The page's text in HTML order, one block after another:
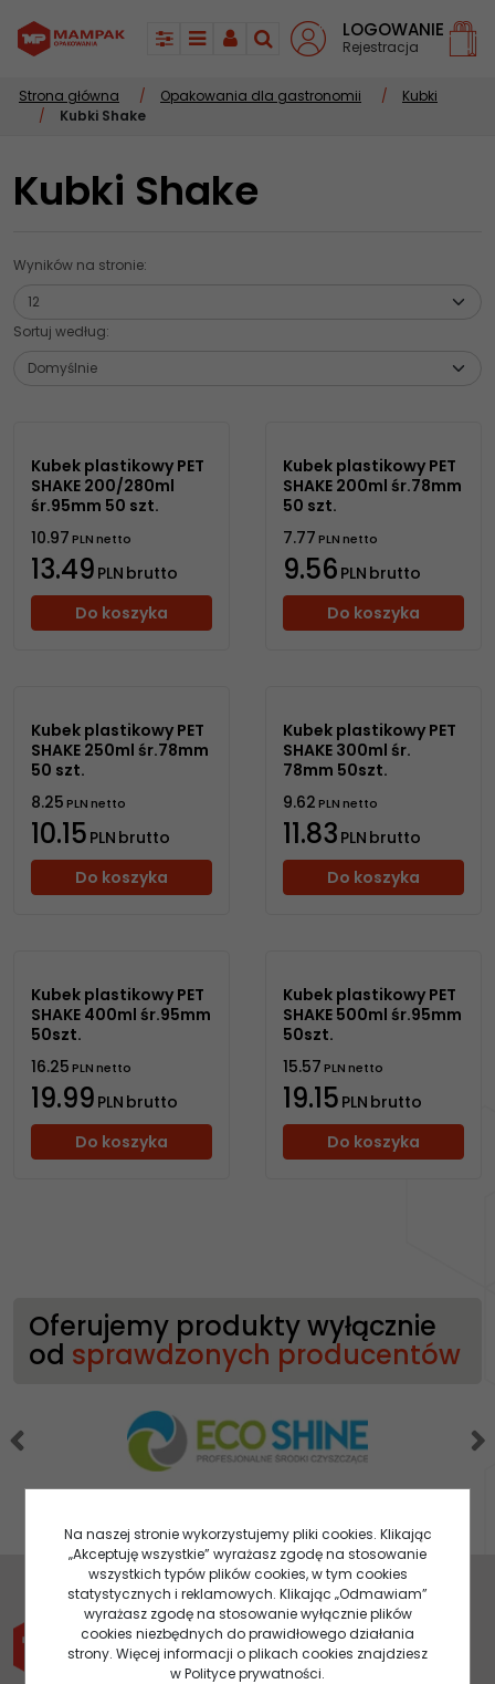
PanelMenuPanelSzukaj
LOGOWANIE
Rejestracja
Strona główna / Opakowania dla gastronomii /
Kubki
/
Kubki Shake
Kubki Shake
Wyników na stronie:
Sortuj według:
Kubek plastikowy PET
SHAKE 200/280ml
śr.95mm 50 szt.
10.97PLNnetto
13.49 PLN brutto
Do koszyka
Kubek plastikowy PET
SHAKE 200ml śr.78mm
50 szt.
7.77PLNnetto
9.56 PLN brutto
Do koszyka
Kubek plastikowy PET
SHAKE 250ml śr.78mm
50 szt.
8.25PLNnetto
10.15 PLN brutto
Do koszyka
Kubek plastikowy PET
SHAKE 300ml śr.
78mm 50szt.
9.62PLNnetto
11.83 PLN brutto
Do koszyka
Kubek plastikowy PET
SHAKE 400ml śr.95mm
50szt.
16.25PLNnetto
19.99 PLN brutto
Do koszyka
Kubek plastikowy PET
SHAKE 500ml śr.95mm
50szt.
15.57PLNnetto
19.15 PLN brutto
Do koszyka
Oferujemy produkty wyłącznie
od sprawdzonych producentów
Na naszej stronie wykorzystujemy pliki cookies. Klikając
„Akceptuję wszystkie” wyrażasz zgodę na stosowanie
wszystkich typów plików cookies, w tym cookies
statystycznych i reklamowych. Klikając „Odmawiam”
wyrażasz zgodę na stosowanie wyłącznie plików
cookies niezbędnych do prawidłowego działania
strony. Więcej informacji o plikach cookies znajdziesz
w Polityce prywatności.